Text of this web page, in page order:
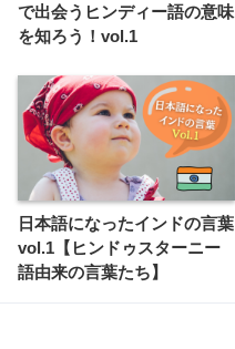
で出会うヒンディー語の意味
を知ろう！vol.1
日本語になったインドの言葉
vol.1【ヒンドゥスターニー
語由来の言葉たち】